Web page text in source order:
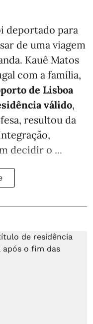
deportado para
de uma viagem
Kauê Matos
com a família,
de Lisboa
válido,
resultou da
decidir o ...